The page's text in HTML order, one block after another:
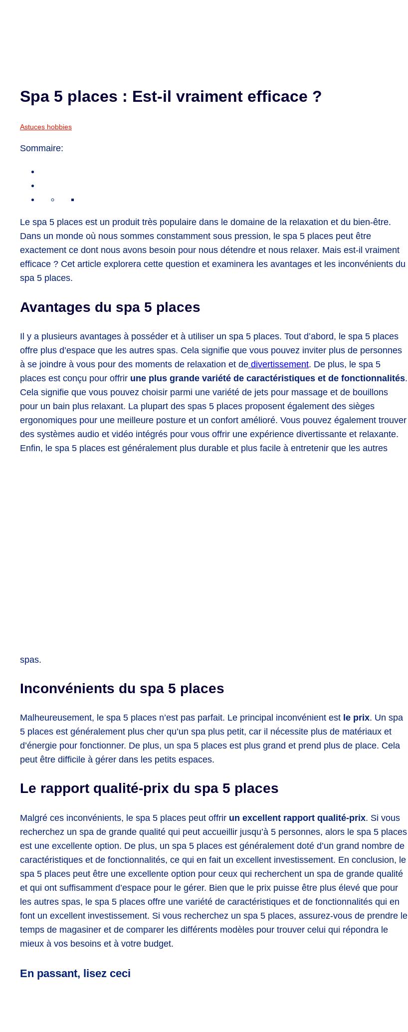
Spa 5 places : Est-il vraiment efficace ?
Astuces hobbies
Sommaire:
Le spa 5 places est un produit très populaire dans le domaine de la relaxation et du bien-être.
Dans un monde où nous sommes constamment sous pression, le spa 5 places peut être
exactement ce dont nous avons besoin pour nous détendre et nous relaxer. Mais est-il vraiment
efficace ? Cet article explorera cette question et examinera les avantages et les inconvénients du
spa 5 places.
Avantages du spa 5 places
Il y a plusieurs avantages à posséder et à utiliser un spa 5 places. Tout d’abord, le spa 5 places
offre plus d’espace que les autres spas. Cela signifie que vous pouvez inviter plus de personnes
à se joindre à vous pour des moments de relaxation et de divertissement. De plus, le spa 5
places est conçu pour offrir une plus grande variété de caractéristiques et de fonctionnalités.
Cela signifie que vous pouvez choisir parmi une variété de jets pour massage et de bouillons
pour un bain plus relaxant. La plupart des spas 5 places proposent également des sièges
ergonomiques pour une meilleure posture et un confort amélioré. Vous pouvez également trouver
des systèmes audio et vidéo intégrés pour vous offrir une expérience divertissante et relaxante.
Enfin, le spa 5 places est généralement plus durable et plus facile à entretenir que les autres
spas.
Inconvénients du spa 5 places
Malheureusement, le spa 5 places n’est pas parfait. Le principal inconvénient est le prix. Un spa
5 places est généralement plus cher qu’un spa plus petit, car il nécessite plus de matériaux et
d’énergie pour fonctionner. De plus, un spa 5 places est plus grand et prend plus de place. Cela
peut être difficile à gérer dans les petits espaces.
Le rapport qualité-prix du spa 5 places
Malgré ces inconvénients, le spa 5 places peut offrir un excellent rapport qualité-prix. Si vous
recherchez un spa de grande qualité qui peut accueillir jusqu’à 5 personnes, alors le spa 5 places
est une excellente option. De plus, un spa 5 places est généralement doté d’un grand nombre de
caractéristiques et de fonctionnalités, ce qui en fait un excellent investissement. En conclusion, le
spa 5 places peut être une excellente option pour ceux qui recherchent un spa de grande qualité
et qui ont suffisamment d’espace pour le gérer. Bien que le prix puisse être plus élevé que pour
les autres spas, le spa 5 places offre une variété de caractéristiques et de fonctionnalités qui en
font un excellent investissement. Si vous recherchez un spa 5 places, assurez-vous de prendre le
temps de magasiner et de comparer les différents modèles pour trouver celui qui répondra le
mieux à vos besoins et à votre budget.
En passant, lisez ceci